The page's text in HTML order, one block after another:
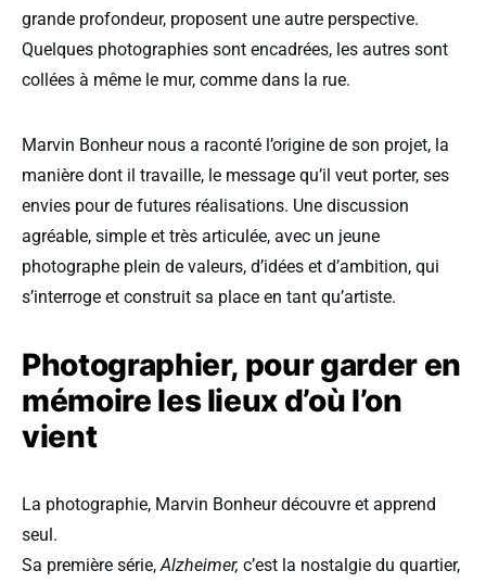
grande profondeur, proposent une autre perspective.
Quelques photographies sont encadrées, les autres sont
collées à même le mur, comme dans la rue.
Marvin Bonheur nous a raconté l’origine de son projet, la
manière dont il travaille, le message qu’il veut porter, ses
envies pour de futures réalisations. Une discussion
agréable, simple et très articulée, avec un jeune
photographe plein de valeurs, d’idées et d’ambition, qui
s’interroge et construit sa place en tant qu’artiste.
Photographier, pour garder en
mémoire les lieux d’où l’on
vient
La photographie, Marvin Bonheur découvre et apprend
seul.
Sa première série, Alzheimer, c’est la nostalgie du quartier,